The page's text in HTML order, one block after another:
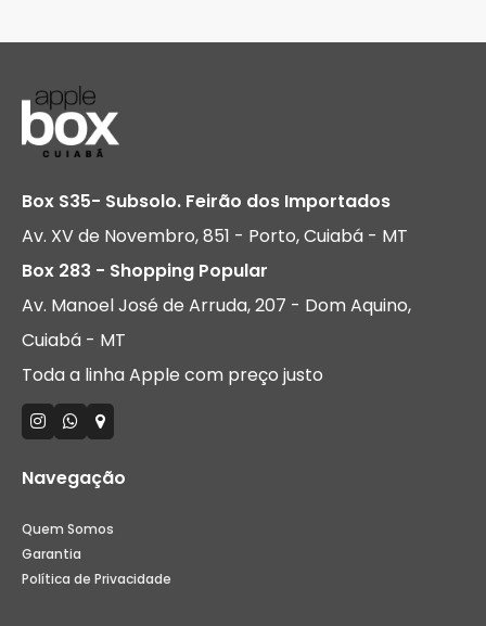
Box S35- Subsolo. Feirão dos Importados
Av. XV de Novembro, 851 - Porto, Cuiabá - MT
Box 283 - Shopping Popular
Av. Manoel José de Arruda, 207 - Dom Aquino,
Cuiabá - MT
Toda a linha Apple com preço justo
Navegação
Quem Somos
Garantia
Política de Privacidade